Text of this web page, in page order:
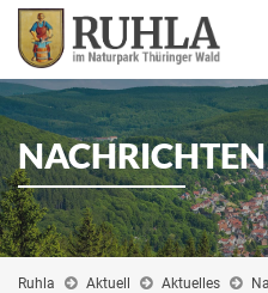
NACHRICHTEN
Ruhla Aktuell Aktuelles